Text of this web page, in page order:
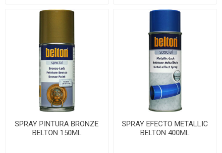
SPRAY PINTURA BRONZE
BELTON 150ML
SPRAY EFECTO METALLIC
BELTON 400ML